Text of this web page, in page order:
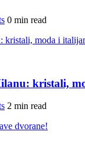
0 min read
kristali,
2 min read